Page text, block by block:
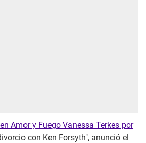
en Amor y Fuego Vanessa Terkes por
con Ken Forsyth", anunció el